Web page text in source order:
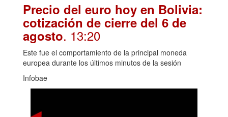
Precio del euro hoy en Bolivia:
cotización de cierre del 6 de
agosto. 13:20
Este fue el comportamiento de la principal moneda
europea durante los últimos minutos de la sesión
Infobae